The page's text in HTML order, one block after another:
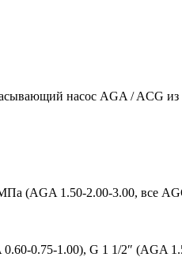
насос AGA / ACG
(AGA 1.50-2.00-3.00, все
0.75-1.00), G 1 1/2″ (AGA